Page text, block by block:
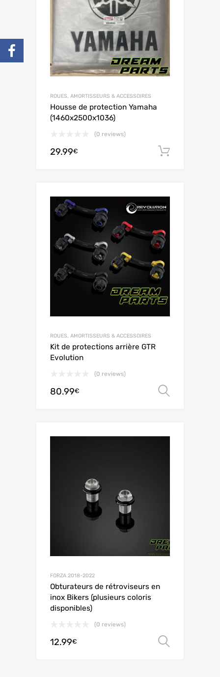
ROUES, AMORTISSEURS & ACCESSOIRES
Housse de protection Yamaha
(1460x2500x1036)
(0 reviews)
29.99€
ROUES, AMORTISSEURS & ACCESSOIRES
Kit de protections arrière GTR
Evolution
(0 reviews)
80.99€
FORZA 2018-2022
Obturateurs de rétroviseurs en
inox Bikers (plusieurs coloris
disponibles)
(0 reviews)
12.99€